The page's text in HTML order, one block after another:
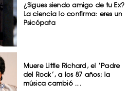
¿Sigues siendo amigo de tu Ex?
La ciencia lo confirma: eres un
Psicópata
Muere Little Richard, el ‘Padre
del Rock’, a los 87 años; la
música cambió ...